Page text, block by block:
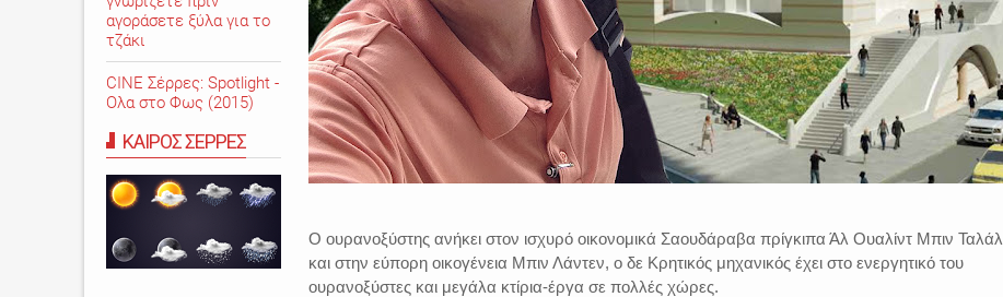
Ο ουρανοξύστης ανήκει στον ισχυρό οικονομικά Σαουδάραβα πρίγκιπα Άλ Ουαλίντ Μπιν Ταλάλ
και στην εύπορη οικογένεια Μπιν Λάντεν, ο δε Κρητικός μηχανικός έχει στο ενεργητικό του
ουρανοξύστες και μεγάλα κτίρια-έργα σε πολλές χώρες.
αγοράσετε ξύλα για το
τζάκι
CINE Σέρρες: Spotlight -
Ολα στο Φως (2015)
ΚΑΙΡΟΣ ΣΕΡΡΕΣ